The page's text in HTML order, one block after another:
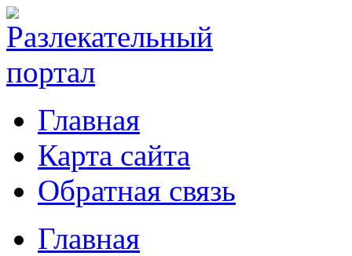
Главная
Карта сайта
Обратная связь
Главная